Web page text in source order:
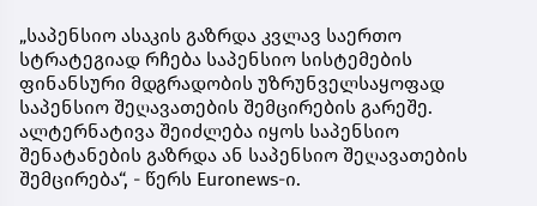
„საპენსიო ასაკის გაზრდა კვლავ საერთო
სტრატეგიად რჩება საპენსიო სისტემების
ფინანსური მდგრადობის უზრუნველსაყოფად
საპენსიო შეღავათების შემცირების გარეშე.
ალტერნატივა შეიძლება იყოს საპენსიო
შენატანების გაზრდა ან საპენსიო შეღავათების
შემცირება“, - წერს Euronews-ი.